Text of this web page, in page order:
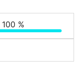
100 %